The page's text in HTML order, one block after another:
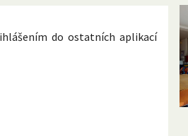
do ostatních aplikací